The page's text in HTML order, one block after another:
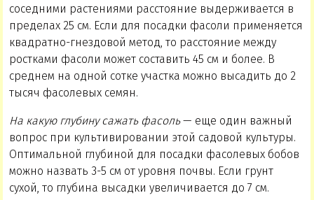
соседними растениями расстояние выдерживается в
пределах 25 см. Если для посадки фасоли применяется
квадратно-гнездовой метод, то расстояние между
ростками фасоли может составить 45 см и более. В
среднем на одной сотке участка можно высадить до 2
тысяч фасолевых семян.
На какую глубину сажать фасоль— еще один важный
вопрос при культивировании этой садовой культуры.
Оптимальной глубиной для посадки фасолевых бобов
можно назвать 3-5 см от уровня почвы. Если грунт
сухой, то глубина высадки увеличивается до 7 см.